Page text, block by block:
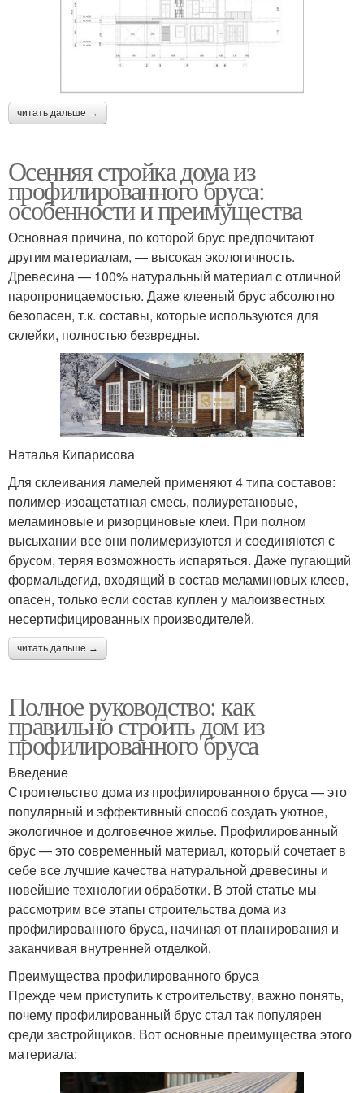
читать дальше →
Осенняя стройка дома из
профилированного бруса:
особенности и преимущества
Основная причина, по которой брус предпочитают
другим материалам, — высокая экологичность.
Древесина — 100% натуральный материал с отличной
паропроницаемостью. Даже клееный брус абсолютно
безопасен, т.к. составы, которые используются для
склейки, полностью безвредны.
Наталья Кипарисова
Для склеивания ламелей применяют 4 типа составов:
полимер-изоацетатная смесь, полиуретановые,
меламиновые и ризорциновые клеи. При полном
высыхании все они полимеризуются и соединяются с
брусом, теряя возможность испаряться. Даже пугающий
формальдегид, входящий в состав меламиновых клеев,
опасен, только если состав куплен у малоизвестных
несертифицированных производителей.
читать дальше →
Полное руководство: как
правильно строить дом из
профилированного бруса
Введение
Строительство дома из профилированного бруса — это
популярный и эффективный способ создать уютное,
экологичное и долговечное жилье. Профилированный
брус — это современный материал, который сочетает в
себе все лучшие качества натуральной древесины и
новейшие технологии обработки. В этой статье мы
рассмотрим все этапы строительства дома из
профилированного бруса, начиная от планирования и
заканчивая внутренней отделкой.
Преимущества профилированного бруса
Прежде чем приступить к строительству, важно понять,
почему профилированный брус стал так популярен
среди застройщиков. Вот основные преимущества этого
материала: